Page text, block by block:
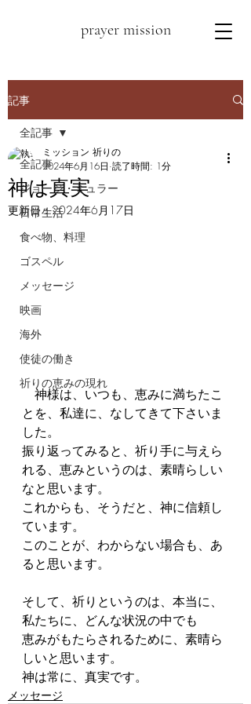
prayer mission
記事
全記事
ジョージ・ミュラー
日常生活
食べ物、料理
ゴスペル
メッセージ
映画
海外
使徒の働き
祈りの恵みの現れ
全記事
神は真実
ミッション 祈りの
2024年6月16日 読了時間: 1分
更新日：2024年6月17日
神様は、いつも、恵みに満ちたこ
とを、私達に、なしてきて下さいま
した。
振り返ってみると、祈り手に与えら
れる、恵みというのは、素晴らしい
なと思います。
これからも、そうだと、神に信頼し
ています。
このことが、わからない場合も、あ
ると思います。
そして、祈りというのは、本当に、
私たちに、どんな状況の中でも
恵みがもたらされるために、素晴ら
しいと思います。
神は常に、真実です。
メッセージ